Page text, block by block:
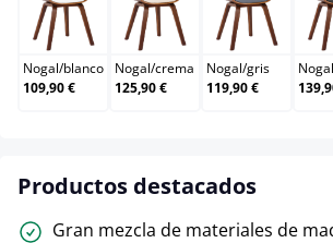
Nogal/blanco
Nogal/blanco
109,90 €
Nogal/crema
Nogal/crema
125,90 €
Nogal/gris
Nogal/gris
119,90 €
Nogal
Productos destacados
Gran mezcla de materiales de